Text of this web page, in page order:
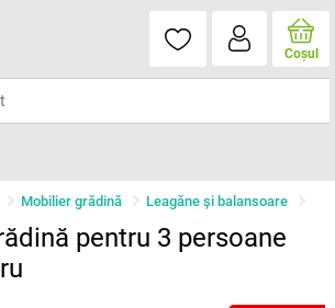
Coşul
Mobilier grădină Leagăne şi balansoare
pentru 3 persoane